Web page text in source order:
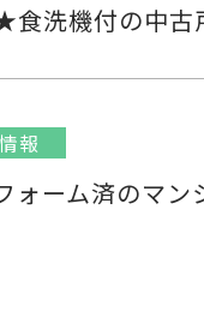
洗機付の中古
報
ォーム済のマン